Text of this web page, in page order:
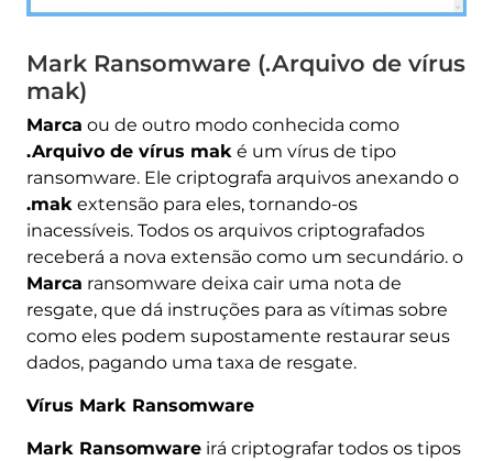
Mark Ransomware (.Arquivo de vírus
mak)
Marca ou de outro modo conhecida como
.Arquivo de vírus maké um vírus de tipo
ransomware. Ele criptografa arquivos anexando o
.makextensão para eles, tornando-os
inacessíveis. Todos os arquivos criptografados
receberá a nova extensão como um secundário. o
Marca ransomware deixa cair uma nota de
resgate, que dá instruções para as vítimas sobre
como eles podem supostamente restaurar seus
dados, pagando uma taxa de resgate.
Vírus Mark Ransomware
Mark Ransomwareirá criptografar todos os tipos